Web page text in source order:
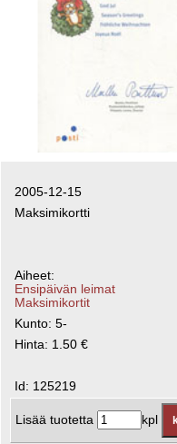
2005-12-15
Maksimikortti
Aiheet:
Ensipäivän leimat
Maksimikortit
Kunto: 5-
Hinta: 1.50 €
Id: 125219
Lisää tuotetta kpl